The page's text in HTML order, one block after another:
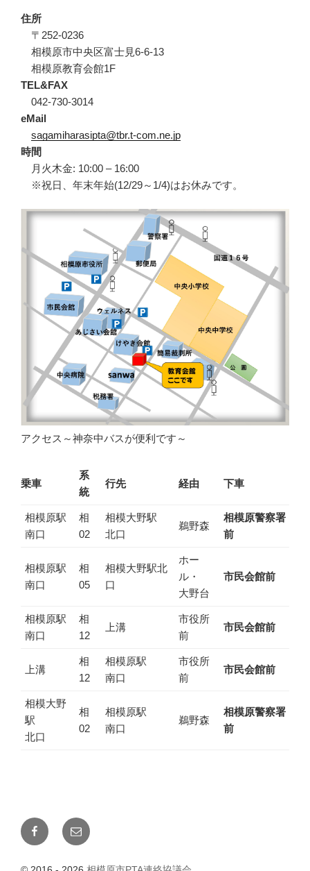
住所
〒252-0236
相模原市中央区富士見6-6-13
相模原教育会館1F
TEL&FAX
042-730-3014
eMail
sagamiharasipta@tbr.t-com.ne.jp
時間
月火木金: 10:00 – 16:00
※祝日、年末年始(12/29～1/4)はお休みです。
アクセス～神奈中バスが便利です～
乗車
系
統
行先 経由 下車
相模原駅
南口
相
02
相模大野駅
北口
鵜野森
相模原警察署
前
相模原駅
南口
相
05
相模大野駅北
口
ホー
ル・
大野台
市民会館前
相模原駅
南口
相
12
上溝
市役所
前
市民会館前
上溝
相
12
相模原駅
南口
市役所
前
市民会館前
相模大野
駅
北口
相
02
相模原駅
南口
鵜野森
相模原警察署
前
Facebook
メ
ー